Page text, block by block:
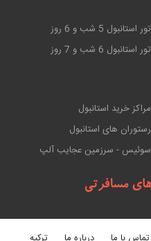
تور استانبول 5 شب و 6 روز
تور استانبول 6 شب و 7 روز
مراکز خرید استانبول
رستوران های استانبول
سوئیس - سرزمین عجایب آلپ
تماس با ما درباره ما ترکیه